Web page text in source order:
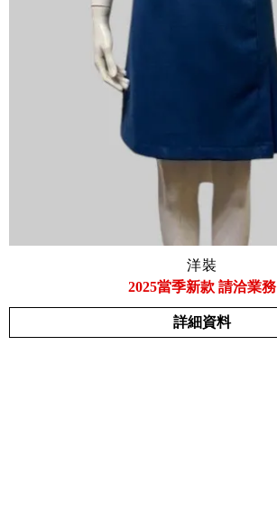
洋裝
2025當季新款 請洽業務
詳細資料